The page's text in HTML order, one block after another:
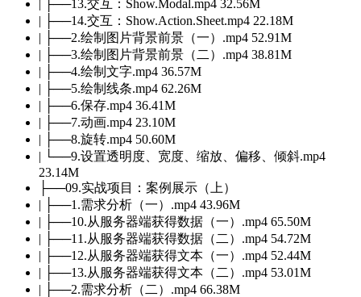
| ├──13.交互：Show.Modal.mp4 32.56M
| ├──14.交互：Show.Action.Sheet.mp4 22.18M
| ├──2.绘制图片背景前景（一）.mp4 52.91M
| ├──3.绘制图片背景前景（二）.mp4 38.81M
| ├──4.绘制文字.mp4 36.57M
| ├──5.绘制线条.mp4 62.26M
| ├──6.保存.mp4 36.41M
| ├──7.动画.mp4 23.10M
| ├──8.旋转.mp4 50.60M
| └──9.设置透明度、宽度、缩放、偏移、倾斜.mp4
23.14M
├──09.实战项目：案例展示（上）
| ├──1.需求分析（一）.mp4 43.96M
| ├──10.从服务器端获得数据（一）.mp4 65.50M
| ├──11.从服务器端获得数据（二）.mp4 54.72M
| ├──12.从服务器端获得文本（一）.mp4 52.44M
| ├──13.从服务器端获得文本（二）.mp4 53.01M
| ├──2.需求分析（二）.mp4 66.38M